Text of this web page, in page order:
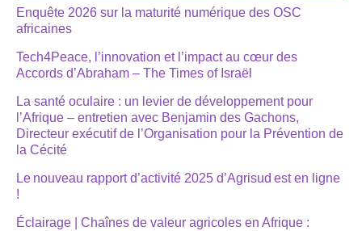
Enquête 2026 sur la maturité numérique des OSC
africaines
Tech4Peace, l’innovation et l’impact au cœur des
Accords d’Abraham – The Times of Israël
La santé oculaire : un levier de développement pour
l’Afrique – entretien avec Benjamin des Gachons,
Directeur exécutif de l’Organisation pour la Prévention de
la Cécité
Le nouveau rapport d’activité 2025 d’Agrisud est en ligne
!
Éclairage | Chaînes de valeur agricoles en Afrique :